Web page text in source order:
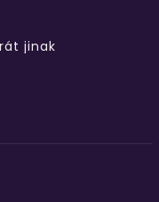
jinak